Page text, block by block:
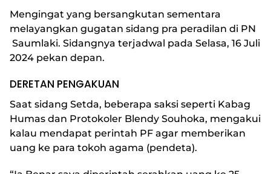
Mengingat yang bersangkutan sementara
melayangkan gugatan sidang pra peradilan di PN
Saumlaki. Sidangnya terjadwal pada Selasa, 16 Juli
2024 pekan depan.
DERETAN PENGAKUAN
Saat sidang Setda, beberapa saksi seperti Kabag
Humas dan Protokoler Blendy Souhoka, mengakui
kalau mendapat perintah PF agar memberikan
uang ke para tokoh agama (pendeta).